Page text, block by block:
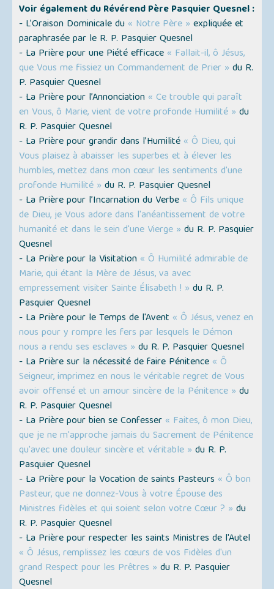
Voir également du Révérend Père Pasquier Quesnel :
- L’Oraison Dominicale du « Notre Père » expliquée et
paraphrasée par le R. P. Pasquier Quesnel
- La Prière pour une Piété efficace « Fallait-il, ô Jésus,
que Vous me fissiez un Commandement de Prier » du R.
P. Pasquier Quesnel
- La Prière pour l’Annonciation « Ce trouble qui paraît
en Vous, ô Marie, vient de votre profonde Humilité » du
R. P. Pasquier Quesnel
- La Prière pour grandir dans l’Humilité « Ô Dieu, qui
Vous plaisez à abaisser les superbes et à élever les
humbles, mettez dans mon cœur les sentiments d'une
profonde Humilité » du R. P. Pasquier Quesnel
- La Prière pour l’Incarnation du Verbe « Ô Fils unique
de Dieu, je Vous adore dans l'anéantissement de votre
humanité et dans le sein d'une Vierge » du R. P. Pasquier
Quesnel
- La Prière pour la Visitation « Ô Humilité admirable de
Marie, qui étant la Mère de Jésus, va avec
empressement visiter Sainte Élisabeth ! » du R. P.
Pasquier Quesnel
- La Prière pour le Temps de l'Avent « Ô Jésus, venez en
nous pour y rompre les fers par lesquels le Démon
nous a rendu ses esclaves » du R. P. Pasquier Quesnel
- La Prière sur la nécessité de faire Pénitence « Ô
Seigneur, imprimez en nous le véritable regret de Vous
avoir offensé et un amour sincère de la Pénitence » du
R. P. Pasquier Quesnel
- La Prière pour bien se Confesser « Faites, ô mon Dieu,
que je ne m'approche jamais du Sacrement de Pénitence
qu'avec une douleur sincère et véritable » du R. P.
Pasquier Quesnel
- La Prière pour la Vocation de saints Pasteurs « Ô bon
Pasteur, que ne donnez-Vous à votre Épouse des
Ministres fidèles et qui soient selon votre Cœur ? » du
R. P. Pasquier Quesnel
- La Prière pour respecter les saints Ministres de l'Autel
« Ô Jésus, remplissez les cœurs de vos Fidèles d'un
grand Respect pour les Prêtres » du R. P. Pasquier
Quesnel